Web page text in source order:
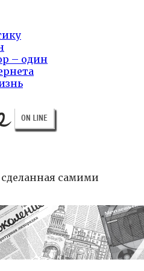
– один
сделанная самими